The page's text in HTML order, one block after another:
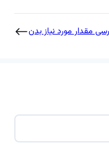
مقدار مورد نیاز بدن